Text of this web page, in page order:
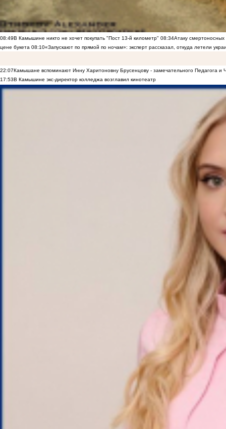
08:49В Камышине никто не хочет покупать "Пост 13-й километр" 08:34Атаку
цене букета 08:10«Запускают по прямой по ночам»: эксперт рассказал, откуда летели
22:07Камышане вспоминают Инну Харитоновну Брусенцову - замечательного Педагога и
17:53В Камышине экс-директор колледжа возглавил кинотеатр